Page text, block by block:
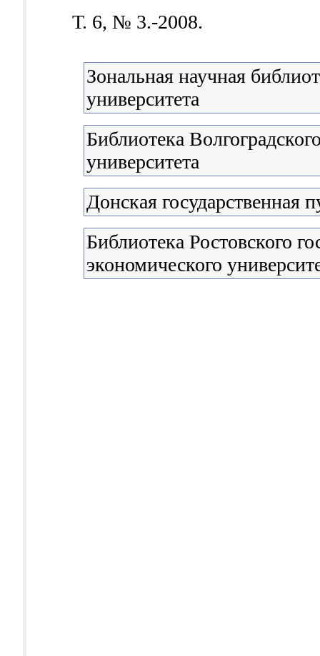
Т. 6, № 3.-2008.
Зональная научная
университета
Библиотека
университета
Донская государственная
Библиотека Ростовского
экономического